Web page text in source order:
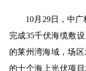
10月29日，中广
完成35千伏海缆敷
的莱州湾海域，场
的十个海上光伏项